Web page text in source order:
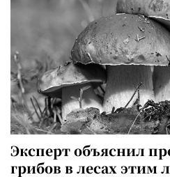
Эксперт объяснил
грибов в лесах этим